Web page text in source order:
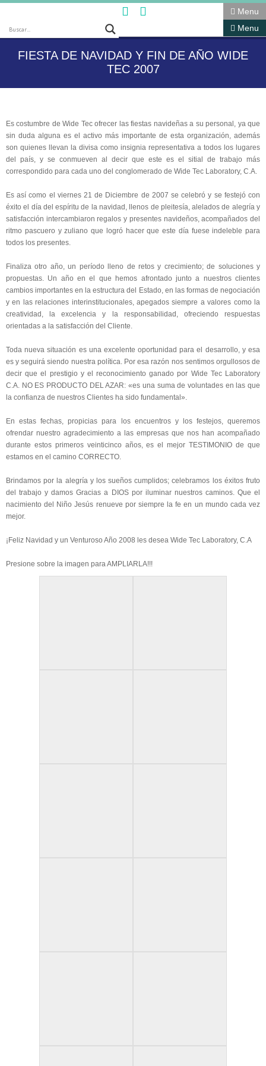
Menu
Menu
FIESTA DE NAVIDAD Y FIN DE AÑO WIDE
TEC 2007
Es costumbre de Wide Tec ofrecer las fiestas navideñas a su personal, ya que
sin duda alguna es el activo más importante de esta organización, además
son quienes llevan la divisa como insignia representativa a todos los lugares
del país, y se conmueven al decir que este es el sitial de trabajo más
correspondido para cada uno del conglomerado de Wide Tec Laboratory, C.A.
Es así como el viernes 21 de Diciembre de 2007 se celebró y se festejó con
éxito el día del espíritu de la navidad, llenos de pleitesía, alelados de alegría y
satisfacción intercambiaron regalos y presentes navideños, acompañados del
ritmo pascuero y zuliano que logró hacer que este día fuese indeleble para
todos los presentes.
Finaliza otro año, un período lleno de retos y crecimiento; de soluciones y
propuestas. Un año en el que hemos afrontado junto a nuestros clientes
cambios importantes en la estructura del Estado, en las formas de negociación
y en las relaciones interinstitucionales, apegados siempre a valores como la
creatividad, la excelencia y la responsabilidad, ofreciendo respuestas
orientadas a la satisfacción del Cliente.
Toda nueva situación es una excelente oportunidad para el desarrollo, y esa
es y seguirá siendo nuestra política. Por esa razón nos sentimos orgullosos de
decir que el prestigio y el reconocimiento ganado por Wide Tec Laboratory
C.A. NO ES PRODUCTO DEL AZAR: «es una suma de voluntades en las que
la confianza de nuestros Clientes ha sido fundamental».
En estas fechas, propicias para los encuentros y los festejos, queremos
ofrendar nuestro agradecimiento a las empresas que nos han acompañado
durante estos primeros veinticinco años, es el mejor TESTIMONIO de que
estamos en el camino CORRECTO.
Brindamos por la alegría y los sueños cumplidos; celebramos los éxitos fruto
del trabajo y damos Gracias a DIOS por iluminar nuestros caminos. Que el
nacimiento del Niño Jesús renueve por siempre la fe en un mundo cada vez
mejor.
¡Feliz Navidad y un Venturoso Año 2008 les desea Wide Tec Laboratory, C.A
Presione sobre la imagen para AMPLIARLA!!!